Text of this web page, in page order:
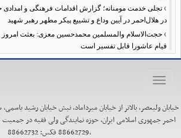
› تجلی خدمت مومنانه؛ گزارش اقدامات فرهنگی و امدادی
در هلال‌احمر در آیین وداع و تشییع پیکر مطهر رهبر شهید
› حجت‌الاسلام والمسلمین محمدحسین معزی: بعثت امروز
قیام عاشورا قابل تفسیر است
›آمادگی همه‌جانبه معاونت فرهنگی حوزه نمایندگی
›طنین نوای حسینی در ساختمان صلح؛ ویژه‌برنامه‌های
› نماینده ولی‌فقیه در هلال‌احمر: حراست اثرگذار،
هدف حکومت اسلامی، ساخت جامعه‌ای برای
Toggle
خیابان ولیعصر، بالاتر از خیابان میرداماد، نبش خیابان رشید
،88662729 فکس: 88662732